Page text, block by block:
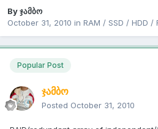
Byჯამბო
October 31, 2010 in RAM / SSD / HDD /
Popular Post
ჯამბო
Posted October 31, 2010